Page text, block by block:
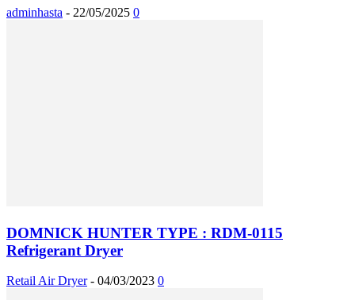
adminhasta - 22/05/2025 0
DOMNICK HUNTER TYPE : RDM-0115
Refrigerant Dryer
Retail Air Dryer - 04/03/2023 0